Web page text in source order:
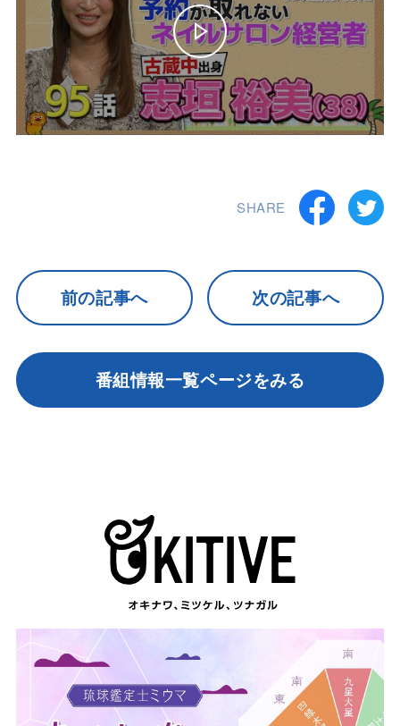
SHARE
前の記事へ 次の記事へ
番組情報一覧ページをみる